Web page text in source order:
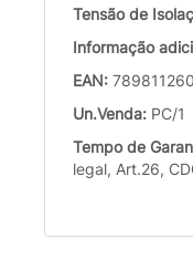
Tensão de
Informação
EAN:
Un.Venda: PC/1
Tempo de
legal, Art.26,